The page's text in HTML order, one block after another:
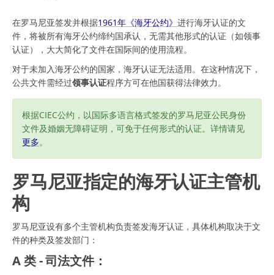
在罗马尼亚签发并根据1961年《海牙公约》 进行海牙认证的文
件，将被所有海牙公约缔约国承认，无需其他形式的认证（如领事
认证），大大简化了文件在国际间的使用流程。
对于未加入海牙公约的国家，海牙认证无法适用。在这种情况下，
公共文件需经过领事认证程序方可在他国获得法律效力。
根据CIEC公约，以国际多语言格式签发的罗马尼亚公民身份
文件及婚姻无障碍证明，可免于任何形式的认证。详情请见
更多。
罗马尼亚指定的海牙认证主管机
构
罗马尼亚设有多个主管机构负责签发海牙认证，具体机构取决于文
件的种类及签发部门：
A 类 - 司法文件：